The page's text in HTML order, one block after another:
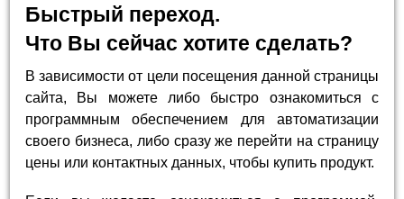
Быстрый переход.
Что Вы сейчас хотите сделать?
В зависимости от цели посещения данной страницы
сайта, Вы можете либо быстро ознакомиться с
программным обеспечением для автоматизации
своего бизнеса, либо сразу же перейти на страницу
цены или контактных данных, чтобы купить продукт.